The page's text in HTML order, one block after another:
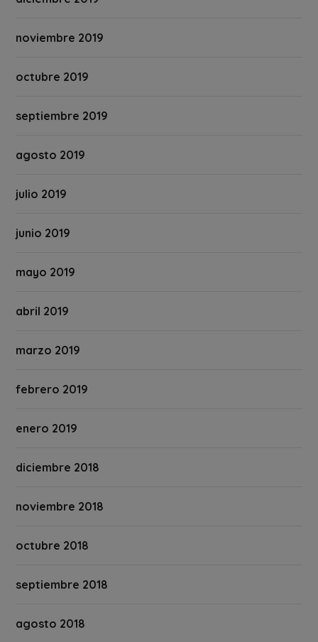
noviembre 2019
octubre 2019
septiembre 2019
agosto 2019
julio 2019
junio 2019
mayo 2019
abril 2019
marzo 2019
febrero 2019
enero 2019
diciembre 2018
noviembre 2018
octubre 2018
septiembre 2018
agosto 2018